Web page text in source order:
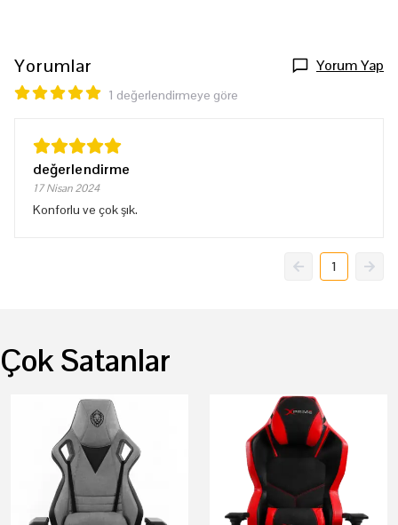
Yorumlar Yorum Yap
1 değerlendirmeye göre
değerlendirme
17 Nisan 2024
Konforlu ve çok şık.
1
Çok Satanlar